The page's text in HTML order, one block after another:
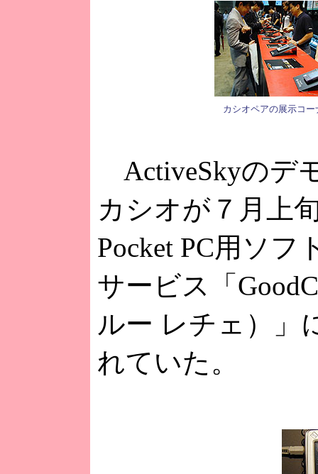
カシオペアの展示コー
ActiveSkyのデ
カシオが７月上
Pocket PC用ソ
サービス「
ルー レチェ）」
れていた。